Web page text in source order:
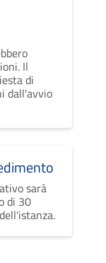
Il
di
dall'avvio
sarà
di 30